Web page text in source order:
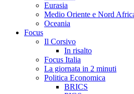
Eurasia
Medio Oriente e Nord
Oceania
Focus
Il Corsivo
In risalto
Focus Italia
La giornata in 2 minuti
Politica Economica
BRICS